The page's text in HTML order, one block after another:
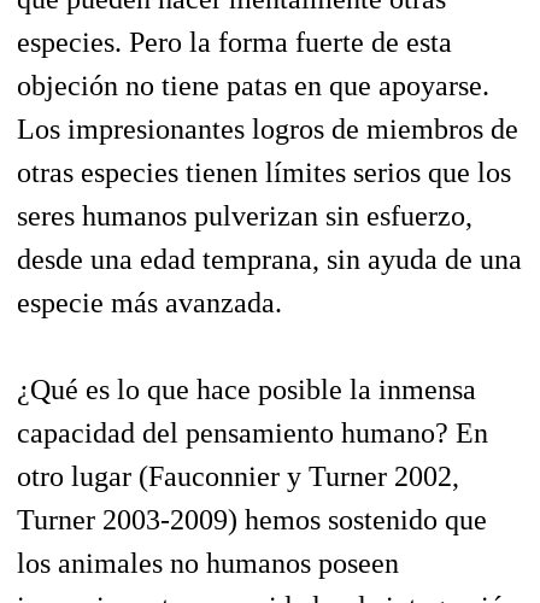
especies. Pero la forma fuerte de esta
objeción no tiene patas en que apoyarse.
Los impresionantes logros de miembros de
otras especies tienen límites serios que los
seres humanos pulverizan sin esfuerzo,
desde una edad temprana, sin ayuda de una
especie más avanzada.
¿Qué es lo que hace posible la inmensa
capacidad del pensamiento humano? En
otro lugar (Fauconnier y Turner 2002,
Turner 2003-2009) hemos sostenido que
los animales no humanos poseen